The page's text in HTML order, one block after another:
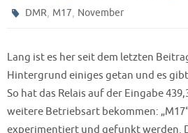
DMR, M17, November
Lang ist es her seit dem letzten
Hintergrund einiges getan und es
So hat das Relais auf der Eingabe
weitere Betriebsart bekommen:
experimentiert und gefunkt werden.